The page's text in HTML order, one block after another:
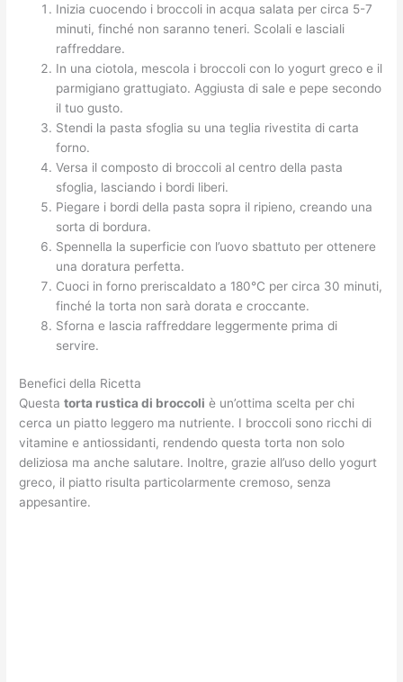
Inizia cuocendo i broccoli in acqua salata per circa 5-7
minuti, finché non saranno teneri. Scolali e lasciali
raffreddare.
In una ciotola, mescola i broccoli con lo yogurt greco e il
parmigiano grattugiato. Aggiusta di sale e pepe secondo
il tuo gusto.
Stendi la pasta sfoglia su una teglia rivestita di carta
forno.
Versa il composto di broccoli al centro della pasta
sfoglia, lasciando i bordi liberi.
Piegare i bordi della pasta sopra il ripieno, creando una
sorta di bordura.
Spennella la superficie con l’uovo sbattuto per ottenere
una doratura perfetta.
Cuoci in forno preriscaldato a 180°C per circa 30 minuti,
finché la torta non sarà dorata e croccante.
Sforna e lascia raffreddare leggermente prima di
servire.
Benefici della Ricetta
Questatorta rustica di broccoli è un’ottima scelta per chi
cerca un piatto leggero ma nutriente. I broccoli sono ricchi di
vitamine e antiossidanti, rendendo questa torta non solo
deliziosa ma anche salutare. Inoltre, grazie all’uso dello yogurt
greco, il piatto risulta particolarmente cremoso, senza
appesantire.